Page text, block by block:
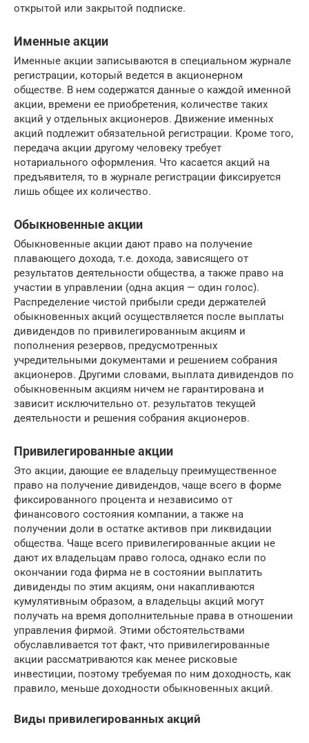
открытой или закрытой подписке.
Именные акции
Именные акции записываются в специальном журнале
регистрации, который ведется в акционерном
обществе. В нем содержатся данные о каждой именной
акции, времени ее приобретения, количестве таких
акций у отдельных акционеров. Движение именных
акций подлежит обязательной регистрации. Кроме того,
передача акции другому человеку требует
нотариального оформления. Что касается акций на
предъявителя, то в журнале регистрации фиксируется
лишь общее их количество.
Обыкновенные акции
Обыкновенные акции дают право на получение
плавающего дохода, т.е. дохода, зависящего от
результатов деятельности общества, а также право на
участии в управлении (одна акция — один голос).
Распределение чистой прибыли среди держателей
обыкновенных акций осуществляется после выплаты
дивидендов по привилегированным акциям и
пополнения резервов, предусмотренных
учредительными документами и решением собрания
акционеров. Другими словами, выплата дивидендов по
обыкновенным акциям ничем не гарантирована и
зависит исключительно от. результатов текущей
деятельности и решения собрания акционеров.
Привилегированные акции
Это акции, дающие ее владельцу преимущественное
право на получение дивидендов, чаще всего в форме
фиксированного процента и независимо от
финансового состояния компании, а также на
получении доли в остатке активов при ликвидации
общества. Чаще всего привилегированные акции не
дают их владельцам право голоса, однако если по
окончании года фирма не в состоянии выплатить
дивиденды по этим акциям, они накапливаются
кумулятивным образом, а владельцы акций могут
получать на время дополнительные права в отношении
управления фирмой. Этими обстоятельствами
обуславливается тот факт, что привилегированные
акции рассматриваются как менее рисковые
инвестиции, поэтому требуемая по ним доходность, как
правило, меньше доходности обыкновенных акций.
Виды привилегированных акций